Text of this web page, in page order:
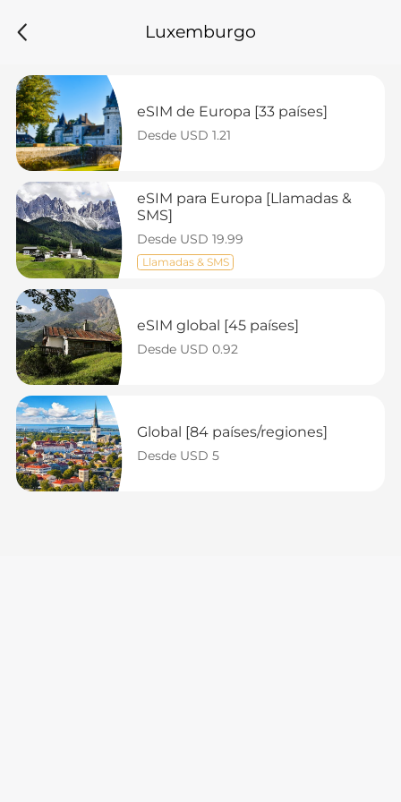
Luxemburgo
eSIM de Europa [33 países]
Desde USD 1.21
eSIM para Europa [Llamadas &
SMS]
Desde USD 19.99
Llamadas & SMS
eSIM global [45 países]
Desde USD 0.92
Global [84 países/regiones]
Desde USD 5